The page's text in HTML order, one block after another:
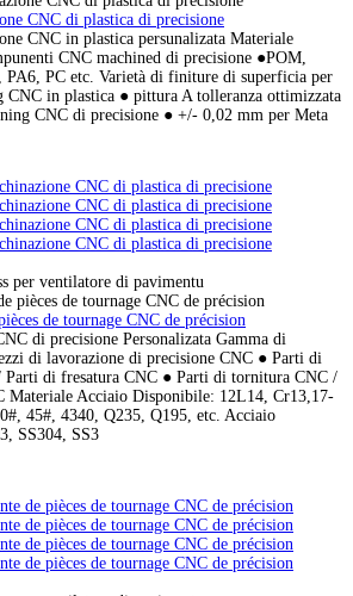
CNC di plastica di precisione
CNC in plastica persunalizata Materiale
CNC machined di precisione ●POM,
PC etc. Varietà di finiture di superficia per
CNC in plastica ● pittura A tolleranza ottimizzata
CNC di precisione ● +/- 0,02 mm per Meta
CNC di plastica di precisione
CNC di plastica di precisione
CNC di plastica di precisione
CNC di plastica di precisione
de tournage CNC de précision
di precisione Personalizata Gamma di
di lavorazione di precisione CNC ● Parti di
Parti di fresatura CNC ● Parti di tornitura CNC /
Materiale Acciaio Disponibile: 12L14, Cr13,17-
45#, 4340, Q235, Q195, etc. Acciaio
SS304, SS3
de pièces de tournage CNC de précision
de pièces de tournage CNC de précision
de pièces de tournage CNC de précision
de pièces de tournage CNC de précision